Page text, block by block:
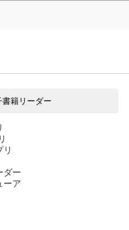
籍リーダー
ダー
ーア